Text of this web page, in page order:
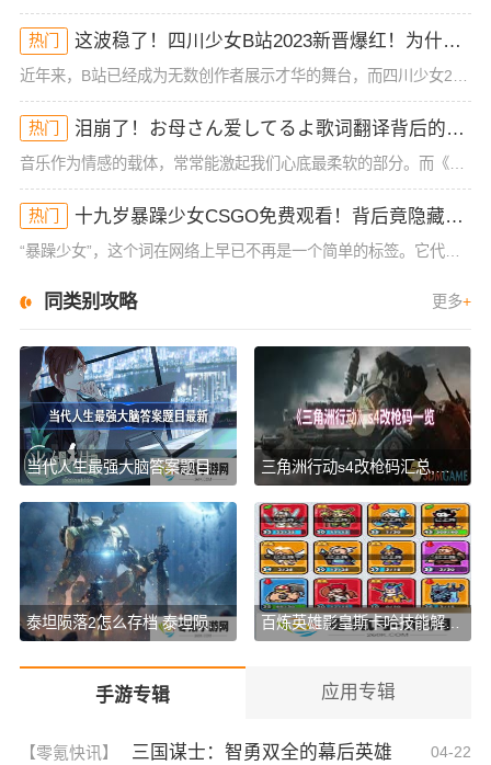
热门 这波稳了！四川少女B站2023新晋爆红！为什么她的内容这么吸睛？
热门 泪崩了！お母さん爱してるよ歌词翻译背后的深情秘密！你可能从未注意到的细节
热门 十九岁暴躁少女CSGO免费观看！背后竟隐藏着这些真相！
“暴躁少女”，这个词在网络上早已不再是一个简单的标签。它代表了年轻一代复杂的情感状态和心理表现。对于很多十九岁的少女来说，成长过程中充满了压力和挑战。而最近，一位十九岁暴躁少女在CSGO游戏中的表现引
同类别攻略 更多+
当代人生最强大脑答案题目最新 当代人生最强大脑(问题)答案题目2023 三角洲行动s4改枪码汇总,含最新枪码
泰坦陨落2怎么存档 泰坦陨落2存档位置说明一览 百炼英雄影皇斯卡哈技能解析,你知道吗
手游专辑 应用专辑
【零氪快讯】 三国谋士：智勇双全的幕后英雄 04-22